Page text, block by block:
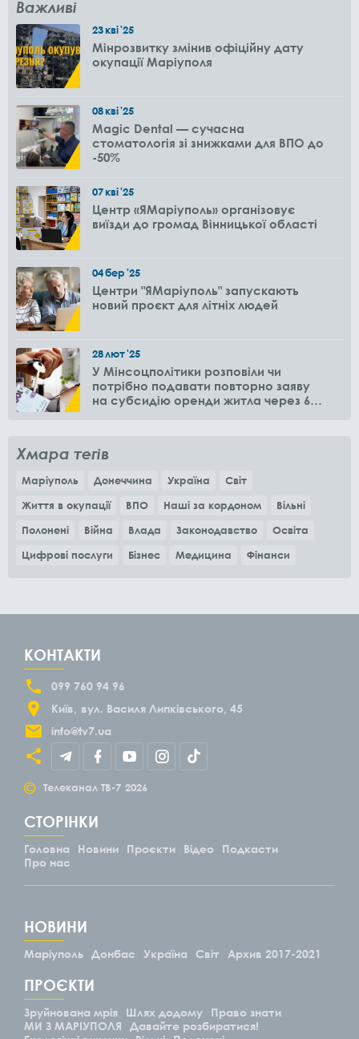
Важливі
23кві'25
Мінрозвитку змінив офіційну дату
окупації Маріуполя
08кві'25
Magic Dental — сучасна
стоматологія зі знижками для ВПО до
-50%
07кві'25
Центр «ЯМаріуполь» організовує
виїзди до громад Вінницької області
04бер'25
Центри "ЯМаріуполь" запускають
новий проєкт для літніх людей
28лют'25
У Мінсоцполітики розповіли чи
потрібно подавати повторно заяву
на субсидію оренди житла через 6
Хмара тегів
Маріуполь Донеччина Україна
Світ
Життя в окупації
ВПО Наші за кордоном
Вільні
Полонені
Війна Влада Законодавство
Освіта
Цифрові послуги
Бізнес Медицина Фінанси
КОНТАКТИ
099 760 94 96
Київ
вул. Василя Липківського, 45
info@tv7.ua
© Телеканал ТВ-7 2026
СТОРІНКИ
Головна Новини Проєкти Відео
Подкасти
Про нас
НОВИНИ
Маріуполь Донбас Україна Світ Архив 2017-2021
ПРОЄКТИ
Зруйнована мрія Шлях додому
Право знати
МИ З МАРІУПОЛЯ
Давайте розбиратися!